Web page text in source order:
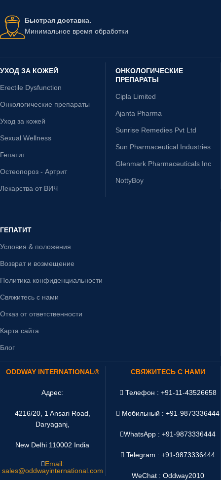
Быстрая доставка.
Минимальное время обработки
УХОД ЗА КОЖЕЙ
Erectile Dysfunction
Онкологические препараты
Уход за кожей
Sexual Wellness
Гепатит
Остеопороз - Артрит
Лекарства от ВИЧ
ОНКОЛОГИЧЕСКИЕ
ПРЕПАРАТЫ
Cipla Limited
Ajanta Pharma
Sunrise Remedies Pvt Ltd
Sun Pharmaceutical Industries
Glenmark Pharmaceuticals Inc
NottyBoy
ГЕПАТИТ
Условия & положения
Возврат и возмещение
Политика конфиденциальности
Свяжитесь с нами
Отказ от ответственности
Карта сайта
Блог
ODDWAY INTERNATIONAL®
Адрес:
4216/20, 1 Ansari Road,
Daryaganj,
New Delhi 110002 India
Email:
sales@oddwayinternational.com
СВЯЖИТЕСЬ С НАМИ
Телефон : +91-11-43526658
Мобильный : +91-9873336444
WhatsApp :+91-9873336444
Telegram : +91-9873336444
WeChat : Oddway2010